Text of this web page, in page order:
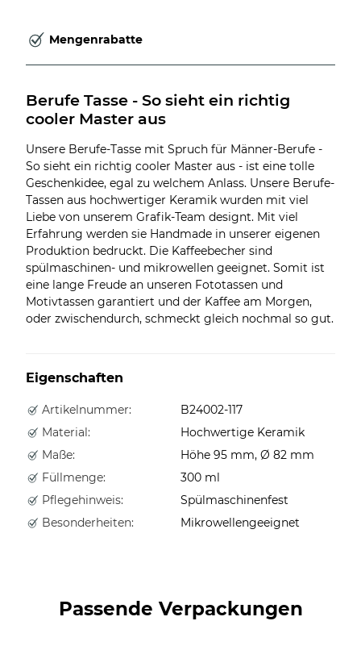
Mengenrabatte
Berufe Tasse - So sieht ein richtig
cooler Master aus
Unsere Berufe-Tasse mit Spruch für Männer-Berufe -
So sieht ein richtig cooler Master aus - ist eine tolle
Geschenkidee, egal zu welchem Anlass. Unsere Berufe-
Tassen aus hochwertiger Keramik wurden mit viel
Liebe von unserem Grafik-Team designt. Mit viel
Erfahrung werden sie Handmade in unserer eigenen
Produktion bedruckt. Die Kaffeebecher sind
spülmaschinen- und mikrowellen geeignet. Somit ist
eine lange Freude an unseren Fototassen und
Motivtassen garantiert und der Kaffee am Morgen,
oder zwischendurch, schmeckt gleich nochmal so gut.
Eigenschaften
Artikelnummer:
B24002-117
Material:
Hochwertige Keramik
Maße:
Höhe 95 mm, Ø 82 mm
Füllmenge:
300 ml
Pflegehinweis:
Spülmaschinenfest
Besonderheiten:
Mikrowellengeeignet
Passende Verpackungen